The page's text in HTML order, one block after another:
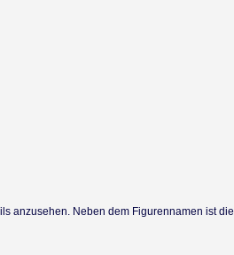
anzusehen. Neben dem Figurennamen ist die